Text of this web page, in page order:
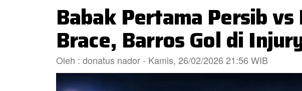
Babak Pertama Persib
Brace, Barros Gol di
Oleh : donatus nador - Kamis, 26/02/2026 21:56 WIB